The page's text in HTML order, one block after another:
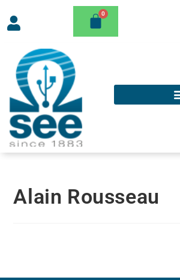
Alain Rousseau